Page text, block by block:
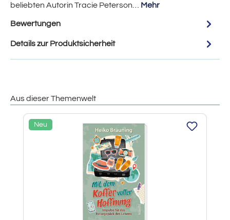
beliebten Autorin Tracie Peterson… Mehr
Bewertungen
Details zur Produktsicherheit
Aus dieser Themenwelt
Produktgalerie überspringen
Neu